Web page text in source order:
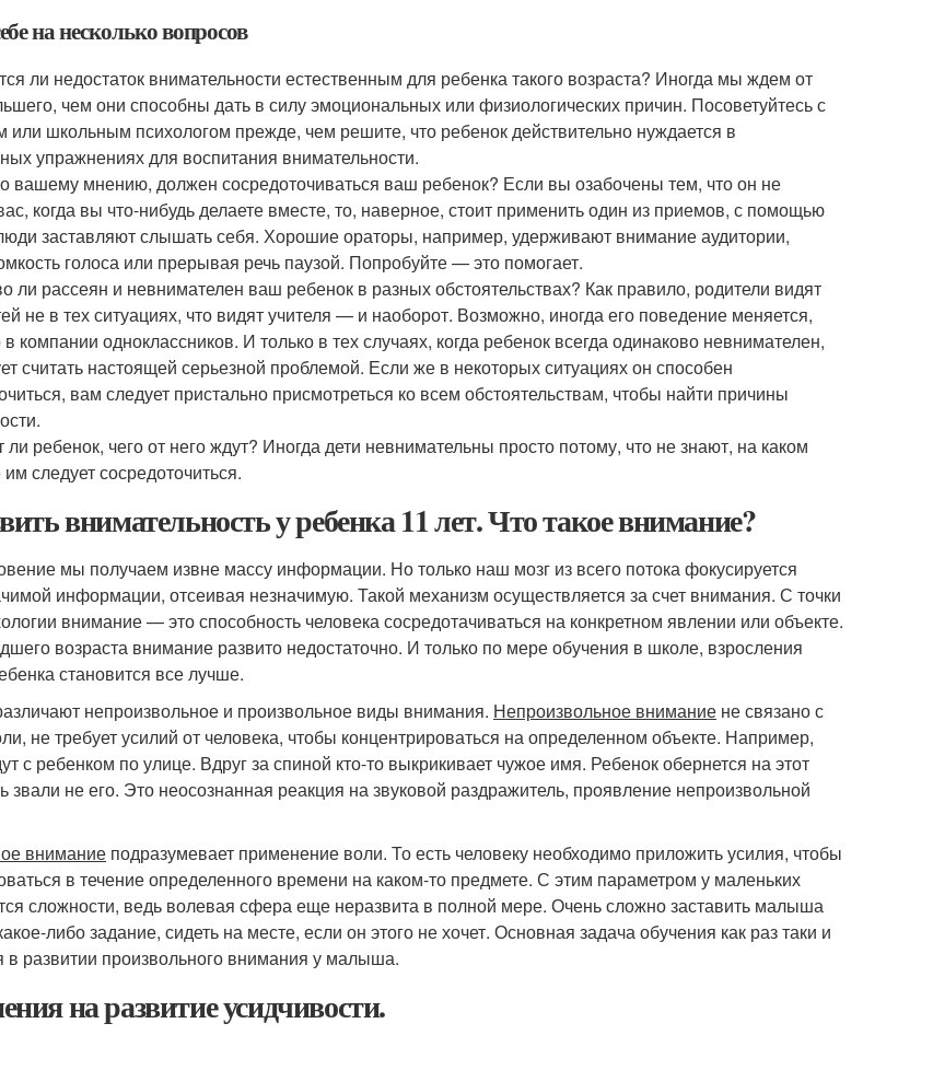
на несколько вопросов
ли недостаток внимательности естественным для ребенка такого возраста? Иногда мы ждем от
чем они способны дать в силу эмоциональных или физиологических причин. Посоветуйтесь с
или школьным психологом прежде, чем решите, что ребенок действительно нуждается в
упражнениях для воспитания внимательности.
вашему мнению, должен сосредоточиваться ваш ребенок? Если вы озабочены тем, что он не
когда вы что-нибудь делаете вместе, то, наверное, стоит применить один из приемов, с помощью
заставляют слышать себя. Хорошие ораторы, например, удерживают внимание аудитории,
голоса или прерывая речь паузой. Попробуйте — это помогает.
ли рассеян и невнимателен ваш ребенок в разных обстоятельствах? Как правило, родители видят
не в тех ситуациях, что видят учителя — и наоборот. Возможно, иногда его поведение меняется,
компании одноклассников. И только в тех случаях, когда ребенок всегда одинаково невнимателен,
считать настоящей серьезной проблемой. Если же в некоторых ситуациях он способен
вам следует пристально присмотреться ко всем обстоятельствам, чтобы найти причины
ребенок, чего от него ждут? Иногда дети невнимательны просто потому, что не знают, на каком
следует сосредоточиться.
внимательность у ребенка 11 лет. Что такое внимание?
мы получаем извне массу информации. Но только наш мозг из всего потока фокусируется
информации, отсеивая незначимую. Такой механизм осуществляется за счет внимания. С точки
внимание — это способность человека сосредотачиваться на конкретном явлении или объекте.
возраста внимание развито недостаточно. И только по мере обучения в школе, взросления
становится все лучше.
непроизвольное и произвольное виды внимания. Непроизвольное внимание не связано с
не требует усилий от человека, чтобы концентрироваться на определенном объекте. Например,
с ребенком по улице. Вдруг за спиной кто-то выкрикивает чужое имя. Ребенок обернется на этот
звали не его. Это неосознанная реакция на звуковой раздражитель, проявление непроизвольной
внимание подразумевает применение воли. То есть человеку необходимо приложить усилия, чтобы
в течение определенного времени на каком-то предмете. С этим параметром у маленьких
сложности, ведь волевая сфера еще неразвита в полной мере. Очень сложно заставить малыша
либо задание, сидеть на месте, если он этого не хочет. Основная задача обучения как раз таки и
в развитии произвольного внимания у малыша.
на развитие усидчивости.